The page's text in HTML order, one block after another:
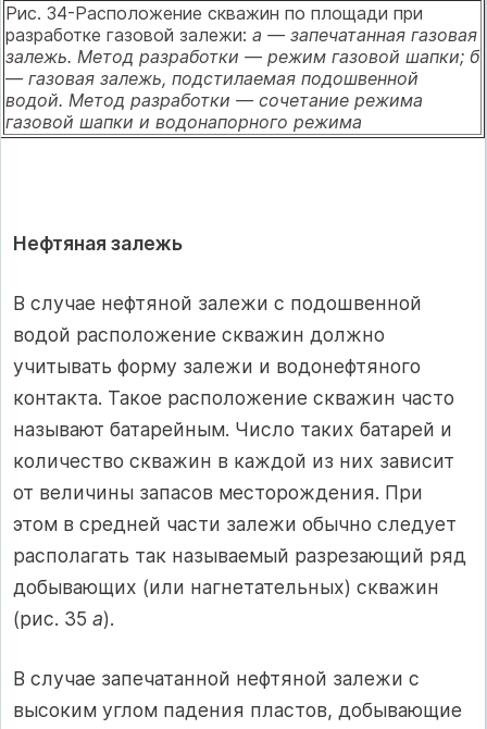
Рис. 34-Расположение скважин по площади при
разработке газовой залежи: а — запечатанная газовая
залежь. Метод разработки — режим газовой шапки; б
— газовая залежь, подстилаемая подошвенной
водой. Метод разработки — сочетание режима
газовой шапки и водонапорного режима
Нефтяная залежь
В случае нефтяной залежи с подошвенной
водой расположение сква­жин должно
учитывать форму залежи и водонефтяного
контакта. Такое расположение скважин часто
называют батарейным. Число та­ких батарей и
количество скважин в каждой из них зависит
от вели­чины запасов месторождения. При
этом в средней части залежи обыч­но следует
располагать так называемый разрезающий ряд
добываю­щих (или нагнетательных) скважин
(рис. 35 а).
В случае запечатанной нефтяной залежи с
высоким углом падения пластов, добывающие